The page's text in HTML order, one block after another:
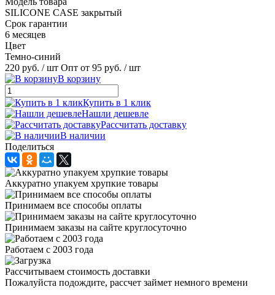
SILICONE CASE закрытый
Срок гарантии
6 месяцев
Цвет
Темно-синий
220 руб. / шт Опт от 95 руб. / шт
В корзину
Купить в 1 клик
Нашли дешевле
Рассчитать доставку
В наличии
Поделиться
Аккуратно упакуем хрупкие товары
Принимаем все способы оплаты
Принимаем заказы на сайте круглосуточно
Работаем с 2003 года
Рассчитываем стоимость доставки
Пожалуйста подождите, рассчет займет немного времени